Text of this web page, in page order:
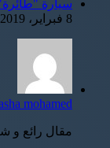
سيارة
8 فبراير، 2019
mohamed
مقال رائع و